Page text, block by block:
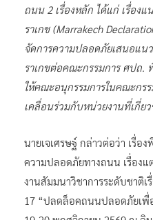
ถนน 2 เรื่องหลัก ได้แก่ เรื่อง
ราเกช (Marrakech
จัดการความปลอดภัยเสนอแ
ราเกชต่อคณะกรรมการ ศปถ.
ให้คณะอนุกรรมการในคณะกร
เคลื่อนร่วมกับหน่วยงานที่เกี่ย
นายเจเศรษฐ์ กล่าวต่อว่า เรื่อ
ความปลอดภัยทางถนน เรื่องแ
งานสัมมนาวิชาการระดับชาติ
17 “ปลดล็อคถนนปลอดภัยเพื่